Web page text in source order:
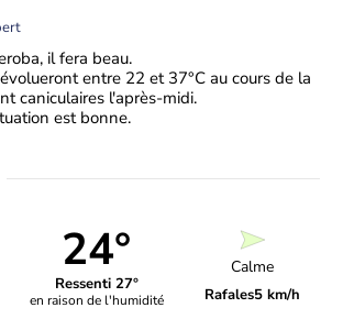
il fera beau.
entre 22 et 37°C au cours de la
caniculaires l'après-midi.
est bonne.
24°
Ressenti 27°
en raison de l'humidité
Calme
Rafales5 km/h